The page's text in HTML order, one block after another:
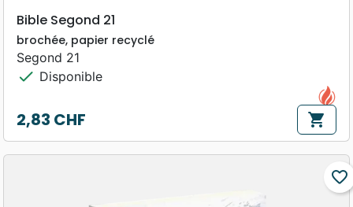
Bible Segond 21
brochée, papier recyclé
Segond 21
check Disponible
Prix
2,83 CHF shopping_cart
favorite_border